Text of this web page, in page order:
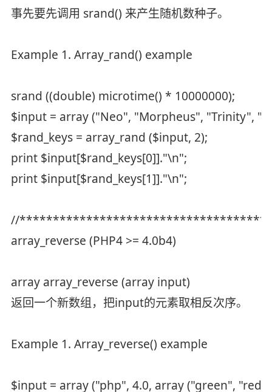
事先要先调用 srand() 来产生随机数种子。
Example 1. Array_rand() example
srand ((double) microtime() * 10000000);
$input = array ("Neo", "Morpheus", "Trinity",
$rand_keys = array_rand ($input, 2);
print $input[$rand_keys[0]]."\n";
print $input[$rand_keys[1]]."\n";
//
array_reverse (PHP4 >= 4.0b4)
array array_reverse (array input)
返回一个新数组，把input的元素取相反次序。
Example 1. Array_reverse() example
$input = array ("php", 4.0, array ("green",